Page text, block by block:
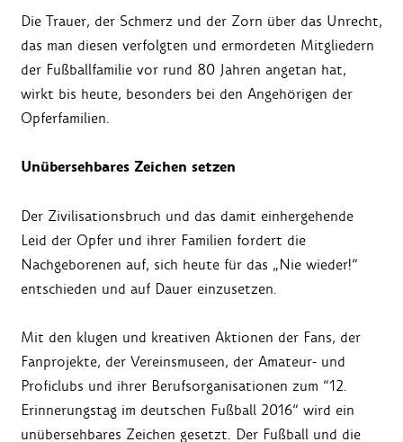
Die Trauer, der Schmerz und der Zorn über das Unrecht,
das man diesen verfolgten und ermordeten Mitgliedern
der Fußballfamilie vor rund 80 Jahren angetan hat,
wirkt bis heute, besonders bei den Angehörigen der
Opferfamilien.
Unübersehbares Zeichen setzen
Der Zivilisationsbruch und das damit einhergehende
Leid der Opfer und ihrer Familien fordert die
Nachgeborenen auf, sich heute für das „Nie wieder!“
entschieden und auf Dauer einzusetzen.
Mit den klugen und kreativen Aktionen der Fans, der
Fanprojekte, der Vereinsmuseen, der Amateur- und
Proficlubs und ihrer Berufsorganisationen zum “12.
Erinnerungstag im deutschen Fußball 2016“ wird ein
unübersehbares Zeichen gesetzt. Der Fußball und die